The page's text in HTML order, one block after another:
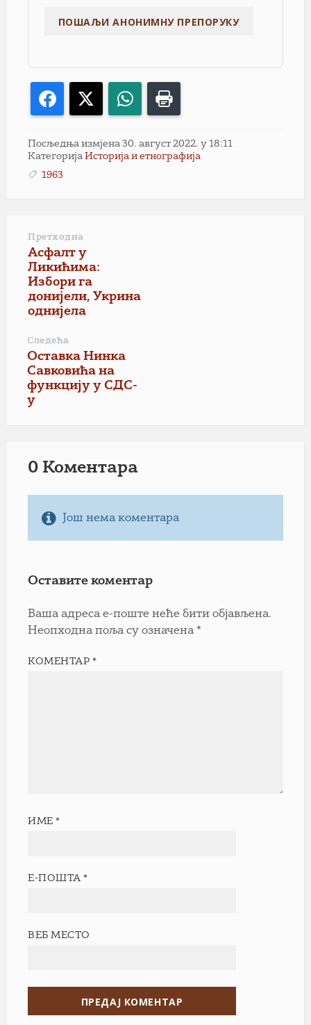
Facebook WhatsApp
Посљедња измјена 30. август 2022. у 18:11
Категорија Историја и етнографија
1963
Претходна
Асфалт у
Ликићима:
Избори га
донијели, Укрина
однијела
Следећа
Оставка Нинка
Савковића на
функцију у СДС-
у
0 Коментарa
Још нема коментара
Оставите коментар
Ваша адреса е-поште неће бити објављена.
Неопходна поља су означена *
КОМЕНТАР*
ИМЕ*
Е-ПОШТА*
ВЕБ МЕСТО